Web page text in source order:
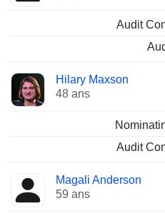
Audit
Hilary Maxson
48 ans
Audit
Magali Anderson
59 ans